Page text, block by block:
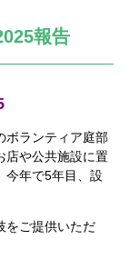
報告
ボランティア庭部
店や公共施設に置
今年で5年目、設
をご提供いただ